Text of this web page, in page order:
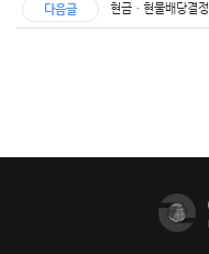
다음글 현금ㆍ현물배당결정